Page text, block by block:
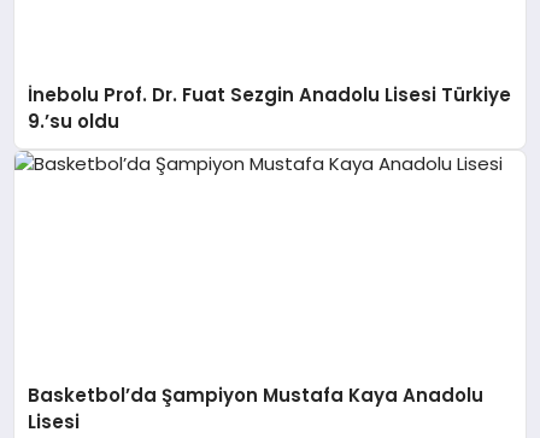
İnebolu Prof. Dr. Fuat Sezgin Anadolu Lisesi Türkiye
9.’su oldu
Basketbol’da Şampiyon Mustafa Kaya Anadolu
Lisesi